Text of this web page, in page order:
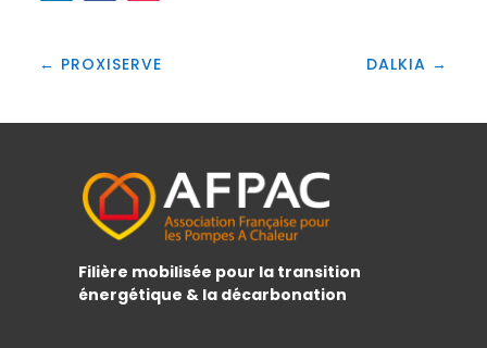
← PROXISERVE DALKIA →
Filière mobilisée pour la transition
énergétique & la décarbonation